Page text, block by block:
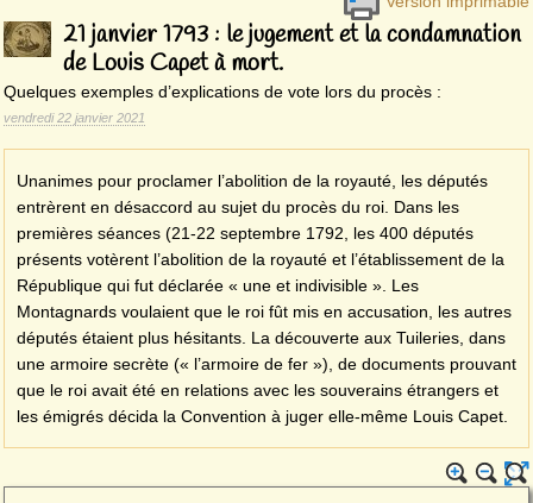
21 janvier 1793 : le jugement et la condamnation
de Louis Capet à mort.
Quelques exemples d’explications de vote lors du procès :
vendredi 22 janvier 2021
Unanimes pour proclamer l’abolition de la royauté, les députés
entrèrent en désaccord au sujet du procès du roi. Dans les
premières séances (21-22 septembre 1792, les 400 députés
présents votèrent l’abolition de la royauté et l’établissement de la
République qui fut déclarée « une et indivisible ». Les
Montagnards voulaient que le roi fût mis en accusation, les autres
députés étaient plus hésitants. La découverte aux Tuileries, dans
une armoire secrète (« l’armoire de fer »), de documents prouvant
que le roi avait été en relations avec les souverains étrangers et
les émigrés décida la Convention à juger elle-même Louis Capet.